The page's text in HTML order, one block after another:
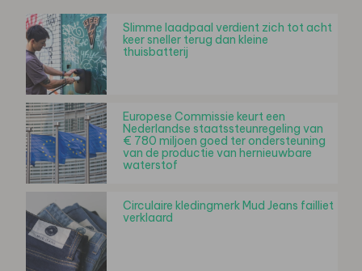
Slimme laadpaal verdient zich tot acht
keer sneller terug dan kleine
thuisbatterij
Europese Commissie keurt een
Nederlandse staatssteunregeling van
€ 780 miljoen goed ter ondersteuning
van de productie van hernieuwbare
waterstof
Circulaire kledingmerk Mud Jeans failliet
verklaard